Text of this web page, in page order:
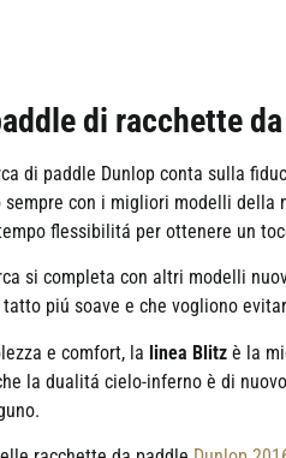
di racchette
di paddle Dunlop conta sulla
con i migliori modelli della
flessibilitá per ottenere un
si completa con altri modelli
piú soave e che vogliono
e comfort, la linea Blitz è la
la dualitá cielo-inferno è di